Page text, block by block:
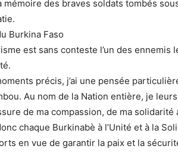
mémoire des braves soldats tombés
Burkina Faso
est sans conteste l’un des
précis, j’ai une pensée
Au nom de la Nation entière, je
de ma compassion, de ma
chaque Burkinabè à l’Unité et à la
en vue de garantir la paix et la